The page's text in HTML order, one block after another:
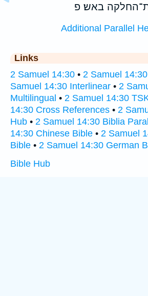
באש׃ פ
Additional Parallel
Links
2 Samuel 14:30 • 2 Samuel
Samuel 14:30 Interlinear • 2
Multilingual • 2 Samuel 14:30
14:30 Cross References • 2
Hub • 2 Samuel 14:30 Biblia
14:30 Chinese Bible • 2 Samuel
Bible • 2 Samuel 14:30 German
Bible Hub